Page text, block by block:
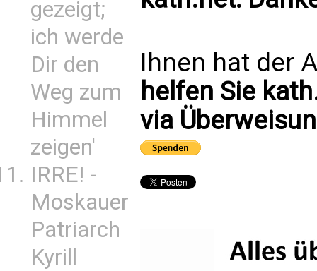
gezeigt;
ich werde
Dir den
Weg zum
Himmel
zeigen'
IRRE! -
Moskauer
Patriarch
Kyrill
Ihnen hat der
helfen Sie
via